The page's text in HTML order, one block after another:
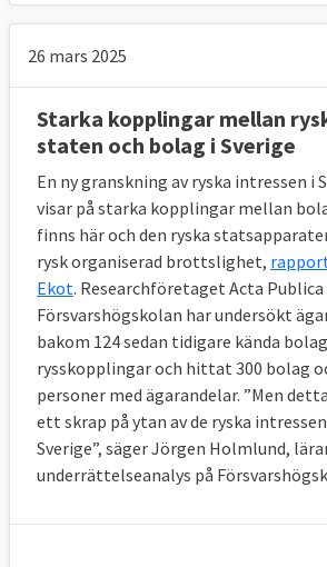
26 mars 2025
Starka kopplingar mellan
staten och bolag i Sverige
En ny granskning av ryska intressen i
visar på starka kopplingar mellan
finns här och den ryska
rysk organiserad brottslighet,
Ekot. Researchföretaget Acta Publica
Försvarshögskolan har undersökt
bakom 124 sedan tidigare kända
rysskopplingar och hittat 300 bolag
personer med ägarandelar. ”Men
ett skrap på ytan av de ryska
Sverige”, säger Jörgen Holmlund,
underrättelseanalys på